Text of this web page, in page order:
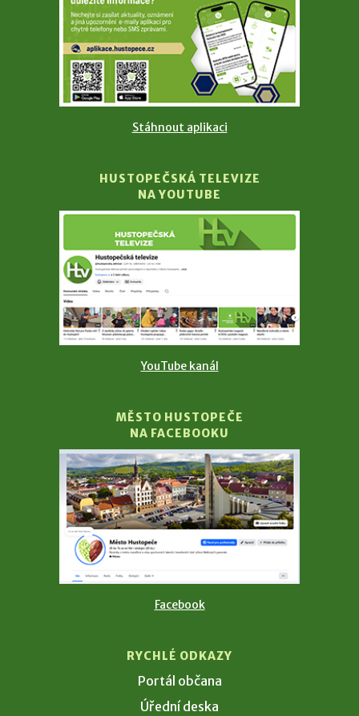
Stáhnout aplikaci
HUSTOPEČSKÁ TELEVIZE
NA YOUTUBE
YouTube kanál
MĚSTO HUSTOPEČE
NA FACEBOOKU
Facebook
RYCHLÉ ODKAZY
Portál občana
Úřední deska